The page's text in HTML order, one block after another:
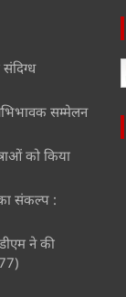
सम्मेलन
को किया
संकल्प :
ने की